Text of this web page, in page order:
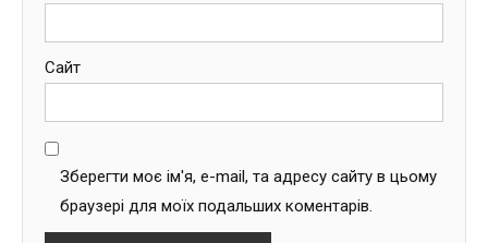
Сайт
Зберегти моє ім'я, e-mail, та адресу сайту в цьому
браузері для моїх подальших коментарів.